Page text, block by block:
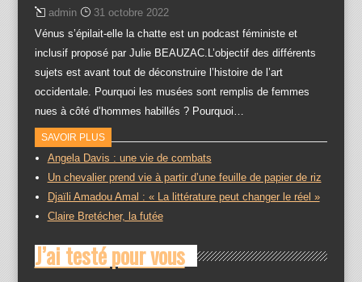
admin
31 octobre 2022
Vénus s’épilait-elle la chatte est un podcast féministe et
inclusif proposé par Julie BEAUZAC.L’objectif des différents
sujets est avant tout de déconstruire l’histoire de l’art
occidentale. Pourquoi les musées sont remplis de femmes
nues à côté d’hommes habillés ? Pourquoi…
SAVOIR PLUS
Angela Davis : une vie de combats
Un chevalier prend vie à partir d’une feuille de papier de riz
Djaïli Amadou Amal : « La littérature peut changer le réel »
Claire Bretécher, la futée
J’ai testé pour vous